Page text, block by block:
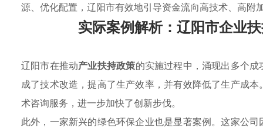
源、优化配置，辽阳市有效地引导资金流向高技术、高
实际案例解析：辽阳市企业
辽阳市在推动产业扶持政策的实施过程中，涌现出多个
成了技术改造，提高了生产效率，并有效降低了生产成
术咨询服务，进一步加快了创新步伐。
此外，一家新兴的绿色环保企业也是显著案例。这家公司